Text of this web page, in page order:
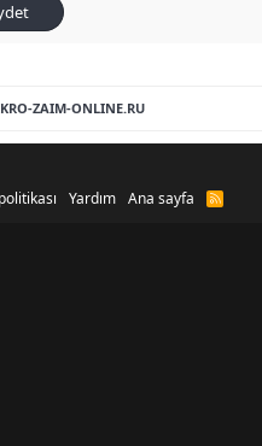
ZAIM-ONLINE.RU
Yardım Ana sayfa
R